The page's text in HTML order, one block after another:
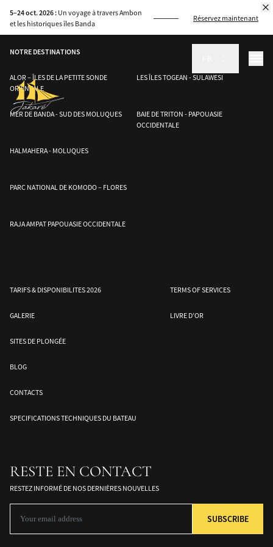
5–24 oct. 2026 : Un voyage à travers Ambon
et les historiques îles Banda
Réservez maintenant
Moluques
NOTRE DESTINATIONS
ALOR – ÎLES DE LA PETITE SONDE
ORIENTALE
MER DE BANDA - SUD DES MOLUQUES
HALMAHERA - MOLUQUES
PARC NATIONAL DE KOMODO – FLORES
RAJA AMPAT PAPOUASIE OCCIDENTALE
LES ÎLES TOGEAN - SULAWESI
BAIE DE TRITON - PAPOUASIE
OCCIDENTALE
TARIFS & DISPONIBILITES 2026
GALERIE
SITES DE PLONGÉE
BLOG
CONTACTS
SPECIFICATIONS TECHNIQUES DU BATEAU
TERMS OF SERVICES
LIVRE D’OR
RESTE EN CONTACT
RESTEZ INFORMÉ DE NOS DERNIÈRES NOUVELLES